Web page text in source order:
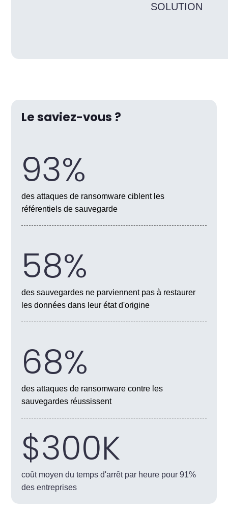
SOLUTION
Le saviez-vous ?
93%
des attaques de ransomware ciblent les
référentiels de sauvegarde
58%
des sauvegardes ne parviennent pas à restaurer
les données dans leur état d'origine
68%
des attaques de ransomware contre les
sauvegardes réussissent
$300K
coût moyen du temps d'arrêt par heure pour 91%
des entreprises